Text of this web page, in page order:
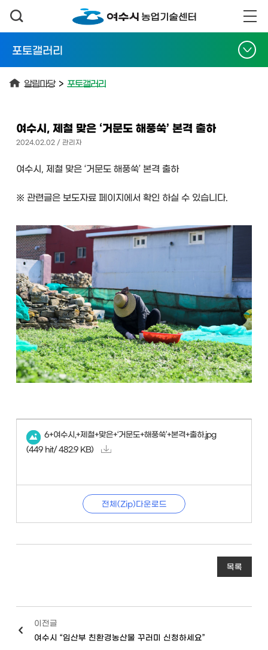
포토갤러리
알림마당 > 포토갤러리
여수시, 제철 맞은 ‘거문도 해풍쑥’ 본격 출하
2024.02.02 / 관리자
여수시, 제철 맞은 ‘거문도 해풍쑥’ 본격 출하
※ 관련글은 보도자료 페이지에서 확인 하실 수 있습니다.
6+여수시,+제철+맞은+‘거문도+해풍쑥’+본격+출하.jpg
(449 hit/ 482.9 KB)
전체(Zip)다운로드
목록
이전글
여수시 “임산부 친환경농산물 꾸러미 신청하세요”